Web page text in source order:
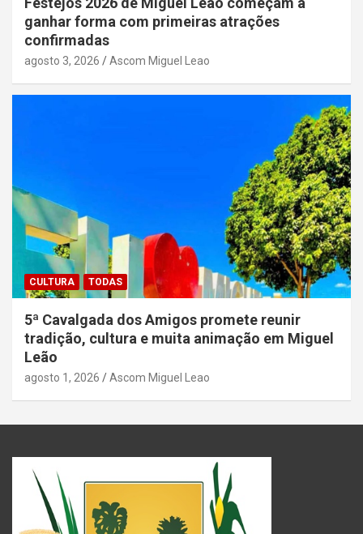
ganhar forma com primeiras atrações
confirmadas
agosto 3, 2026 Ascom Miguel Leao
CULTURA TODAS
5ª Cavalgada dos Amigos promete reunir
tradição, cultura e muita animação em Miguel
Leão
agosto 1, 2026 Ascom Miguel Leao